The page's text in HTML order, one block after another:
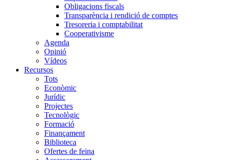
Obligacions fiscals
Transparència i rendició de comptes
Tresoreria i comptabilitat
Cooperativisme
Agenda
Opinió
Vídeos
Recursos
Tots
Econòmic
Jurídic
Projectes
Tecnològic
Formació
Finançament
Biblioteca
Ofertes de feina